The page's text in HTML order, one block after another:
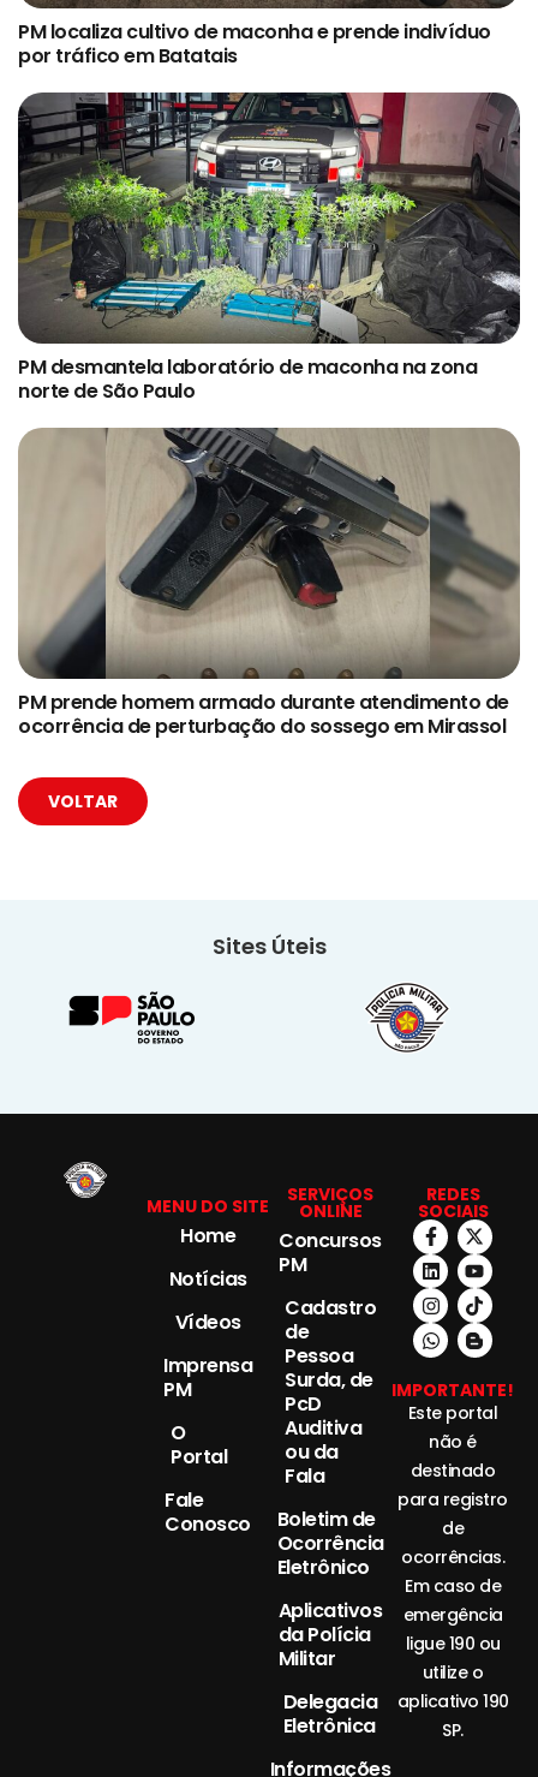
PM localiza cultivo de maconha e prende indivíduo
por tráfico em Batatais
PM desmantela laboratório de maconha na zona
norte de São Paulo
PM prende homem armado durante atendimento de
ocorrência de perturbação do sossego em Mirassol
VOLTAR
Sites Úteis
MENU DO SITE
Home
Notícias
Vídeos
Imprensa
PM
O
Portal
Fale
Conosco
SERVIÇOS
ONLINE
Concursos
PM
Cadastro
de
Pessoa
Surda, de
PcD
Auditiva
ou da
Fala
Boletim de
Ocorrência
Eletrônico
Aplicativos
da Polícia
Militar
Delegacia
Eletrônica
Informações
REDES
SOCIAIS
IMPORTANTE!
Este portal
não é
destinado
para registro
de
ocorrências.
Em caso de
emergência
ligue 190 ou
utilize o
aplicativo 190
SP.